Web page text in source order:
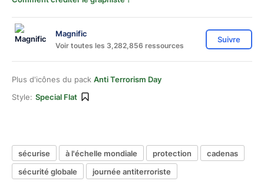
Magnific
Voir toutes les 3,282,856 ressources
Suivre
Plus d'icônes du pack Anti Terrorism Day
Style: Special Flat
sécurise à l'échelle mondiale protection
cadenas
sécurité globale
journée antiterroriste